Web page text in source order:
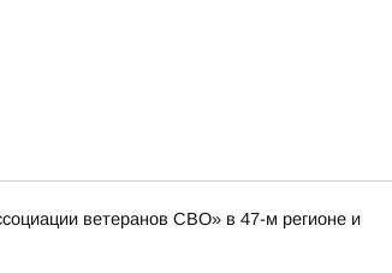
ветеранов СВО» в 47-м регионе и